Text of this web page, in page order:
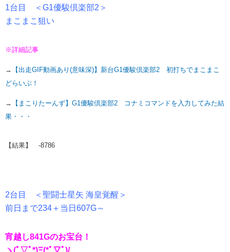
1台目 ＜G1優駿倶楽部2＞
まこまこ狙い
※詳細記事
→
【出走GIF動画あり(意味深)】新台G1優駿倶楽部2 初打ちでまこまこ
どらいぶ！
→
【まこりたーんず】G1優駿倶楽部2 コナミコマンドを入力してみた結
果・・・
【結果】 -8786
2台目 ＜聖闘士星矢 海皇覚醒＞
前日まで234＋当日607G～
宵越し841Gのお宝台！
ヽ(ﾟ▽ﾟ*)Ξ(*ﾟ▽ﾟ)/